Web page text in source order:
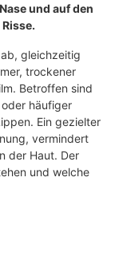
und auf den
gleichzeitig
trockener
Betroffen sind
häufiger
Ein gezielter
vermindert
der Haut. Der
und welche